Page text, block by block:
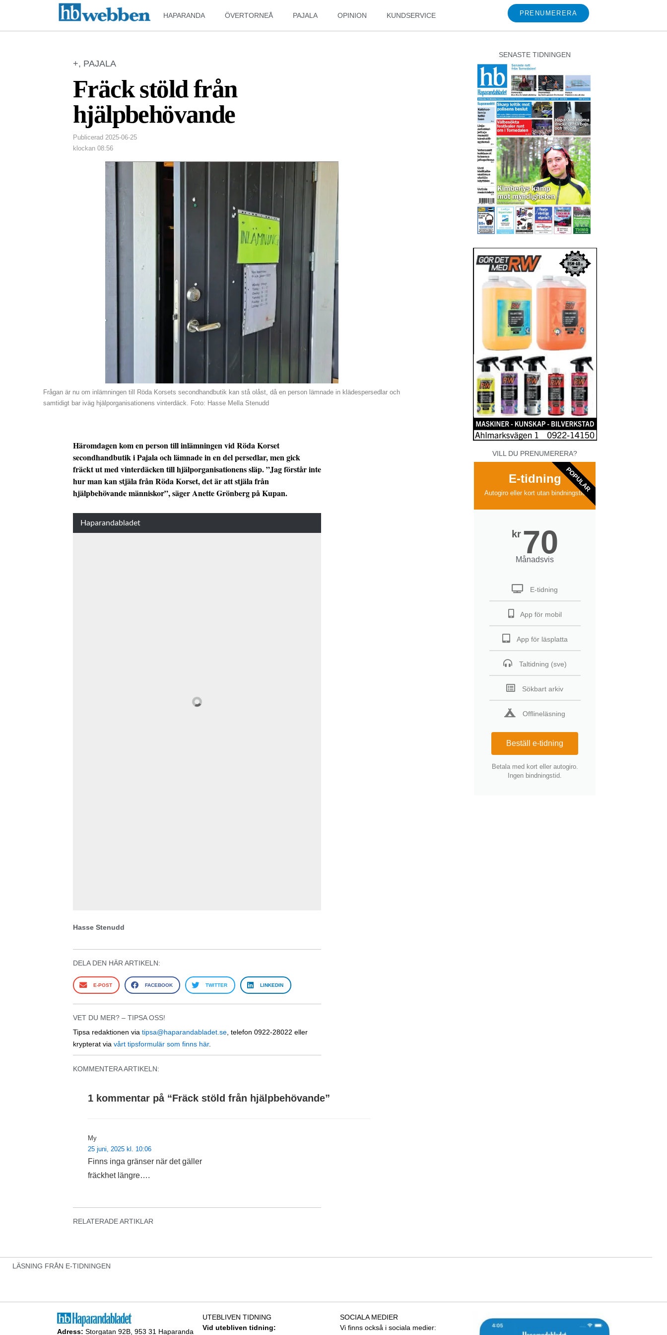
HAPARANDA ÖVERTORNEÅ PAJALA OPINION KUNDSERVICE PRENUMERERA
+, PAJALA
Fräck stöld från
hjälpbehövande
Publicerad 2025-06-25
klockan 08:56
Frågan är nu om inlämningen till Röda Korsets secondhandbutik kan stå olåst, då en person lämnade in klädespersedlar och
samtidigt bar iväg hjälporganisationens vinterdäck. Foto: Hasse Mella Stenudd
Häromdagen kom en person till inlämningen vid Röda Korset
secondhandbutik i Pajala och lämnade in en del persedlar, men gick
fräckt ut med vinterdäcken till hjälporganisationens släp. ”Jag förstår inte
hur man kan stjäla från Röda Korset, det är att stjäla från
hjälpbehövande människor”, säger Anette Grönberg på Kupan.
Hasse Stenudd
DELA DEN HÄR ARTIKELN:
E-POST FACEBOOK TWITTER LINKEDIN
VET DU MER? – TIPSA OSS!
Tipsa redaktionen via tipsa@haparandabladet.se , telefon 0922-28022 eller
krypterat via vårt tipsformulär som finns här.
KOMMENTERA ARTIKELN:
1 kommentar på “Fräck stöld från hjälpbehövande”
My
25 juni, 2025 kl. 10:06
Finns inga gränser när det gäller
fräckhet längre….
RELATERADE ARTIKLAR
SENASTE TIDNINGEN
VILL DU PRENUMERERA?
E-tidning
Autogiro eller kort utan bindningstid
kr 70
Månadsvis
E-tidning
App för mobil
App för läsplatta
Taltidning (sve)
Sökbart arkiv
Offlineläsning
Beställ e-tidning
Betala med kort eller autogiro.
Ingen bindningstid.
POPULAR
LÄSNING FRÅN E-TIDNINGEN
Adress: Storgatan 92B, 953 31 Haparanda
UTEBLIVEN TIDNING
Vid utebliven tidning:
SOCIALA MEDIER
Vi finns också i sociala medier: